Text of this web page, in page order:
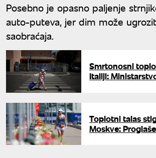
Posebno je opasno paljenje
auto-puteva, jer dim može
saobraćaja.
Smrtonosni
Italiji:
Toplotni talas
Moskve: